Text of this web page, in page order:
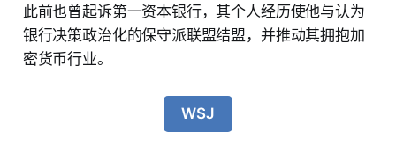
此前也曾起诉第一资本银行，其个人经历使他与认为
银行决策政治化的保守派联盟结盟，并推动其拥抱加
密货币行业。
WSJ